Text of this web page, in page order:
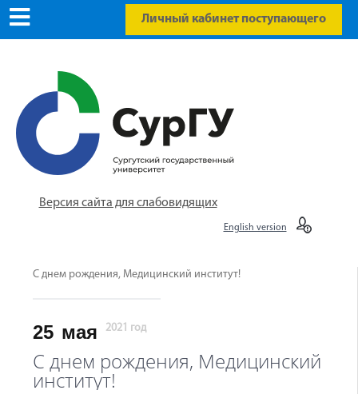
Личный кабинет поступающего
Версия сайта для слабовидящих
English version
С днем рождения, Медицинский институт!
25 мая 2021 год
С днем рождения, Медицинский
институт!